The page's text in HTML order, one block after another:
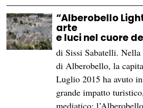
“Alberobello
arte
e luci nel cuore
di Sissi Sabatelli. Nella
di Alberobello, la
Luglio 2015 ha avuto
grande impatto
mediatico: